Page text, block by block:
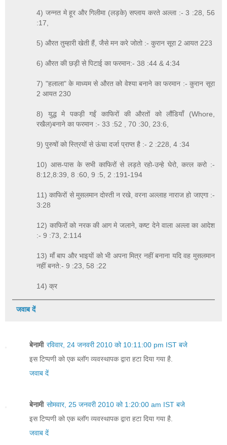
4) जन्नत मे हूर और गिलीमा (लड़के) सप्लाय करते अल्ला :- 3 :28, 56
:17,
5) औरत तुम्हारी खेती हैं, जैसे मन करे जोतो :- कुरान सूरा 2 आयत 223
6) औरत की छड़ी से पिटाई का फरमान:- 38 :44 & 4:34
7) "हलाला" के माध्यम से औरत को वेश्या बनाने का फरमान :- कुरान सूरा
2 आयत 230
8) युद्ध मे पकड़ी गईं काफिरों की औरतों को लौंडियाँ (Whore,
रखैल)बनाने का फरमान :- 33 :52 , 70 :30, 23:6,
9) पुरुषों को स्त्रियों से ऊंचा दर्जा प्राप्त है :- 2 :228, 4 :34
10) आस-पास के सभी काफिरों से लड़ते रहो-उन्हे घेरो, कत्ल करो :-
8:12,8:39, 8 :60, 9 :5, 2 :191-194
11) काफिरों से मुसलमान दोस्ती न रखे, वरना अल्लाह नाराज हो जाएगा :-
3:28
12) काफिरों को नरक की आग मे जलाने, कष्ट देने वाला अल्ला का आदेश
:- 9 :73, 2:114
13) माँ बाप और भाइयों को भी अपना मित्र नहीं बनाना यदि वह मुसलमान
नहीं बनते:- 9 :23, 58 :22
14) क्र
जवाब दें
बेनामी रविवार, 24 जनवरी 2010 को 10:11:00 pm IST बजे
इस टिप्पणी को एक ब्लॉग व्यवस्थापक द्वारा हटा दिया गया है.
जवाब दें
बेनामी सोमवार, 25 जनवरी 2010 को 1:20:00 am IST बजे
इस टिप्पणी को एक ब्लॉग व्यवस्थापक द्वारा हटा दिया गया है.
जवाब दें